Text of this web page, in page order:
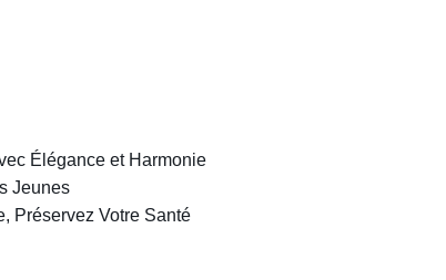
Élégance et Harmonie
Jeunes
Préservez Votre Santé